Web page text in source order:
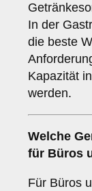
In der
die beste
Kapazität
werden.
Welche
für Büros
Für Büros